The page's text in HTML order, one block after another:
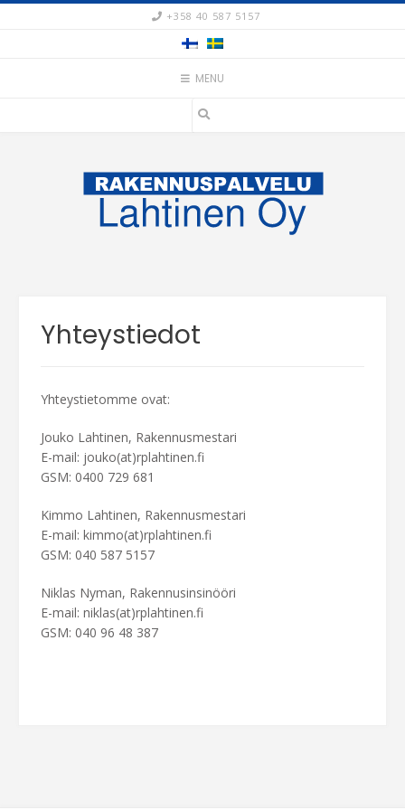
Skip
+358 40 587 5157
MENU
Yhteystiedot
Yhteystietomme ovat:
Jouko Lahtinen, Rakennusmestari
E-mail: jouko(at)rplahtinen.fi
GSM: 0400 729 681
Kimmo Lahtinen, Rakennusmestari
E-mail: kimmo(at)rplahtinen.fi
GSM: 040 587 5157
Niklas Nyman, Rakennusinsinööri
E-mail: niklas(at)rplahtinen.fi
GSM: 040 96 48 387